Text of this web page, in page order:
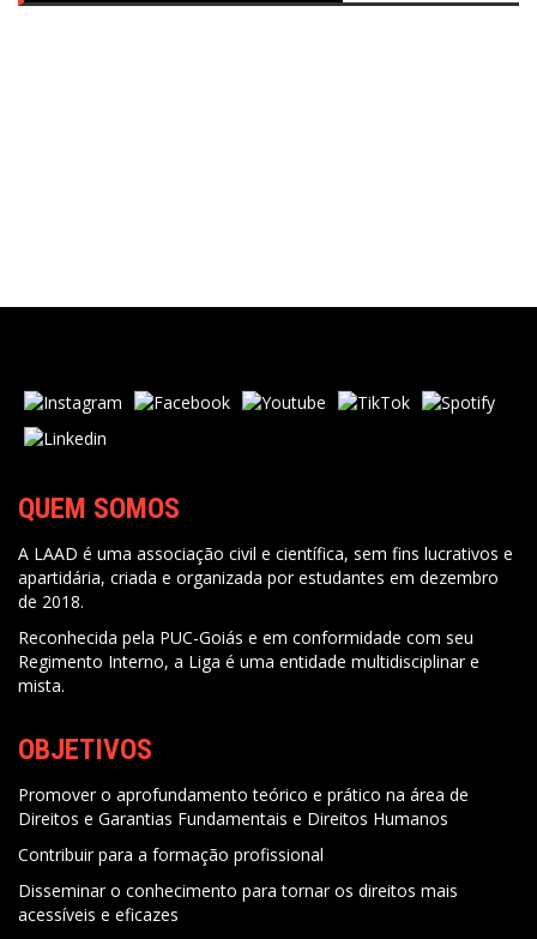
QUEM SOMOS
A LAAD é uma associação civil e científica, sem fins lucrativos e
apartidária, criada e organizada por estudantes em dezembro
de 2018.
Reconhecida pela PUC-Goiás e em conformidade com seu
Regimento Interno, a Liga é uma entidade multidisciplinar e
mista.
OBJETIVOS
Promover o aprofundamento teórico e prático na área de
Direitos e Garantias Fundamentais e Direitos Humanos
Contribuir para a formação profissional
Disseminar o conhecimento para tornar os direitos mais
acessíveis e eficazes